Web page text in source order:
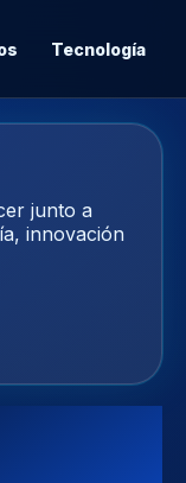
Tecnología
junto a
innovación